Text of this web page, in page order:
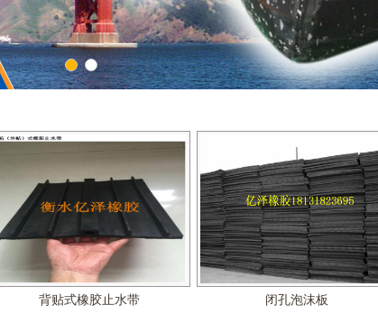
1 2
背贴式橡胶止水带 闭孔泡沫板